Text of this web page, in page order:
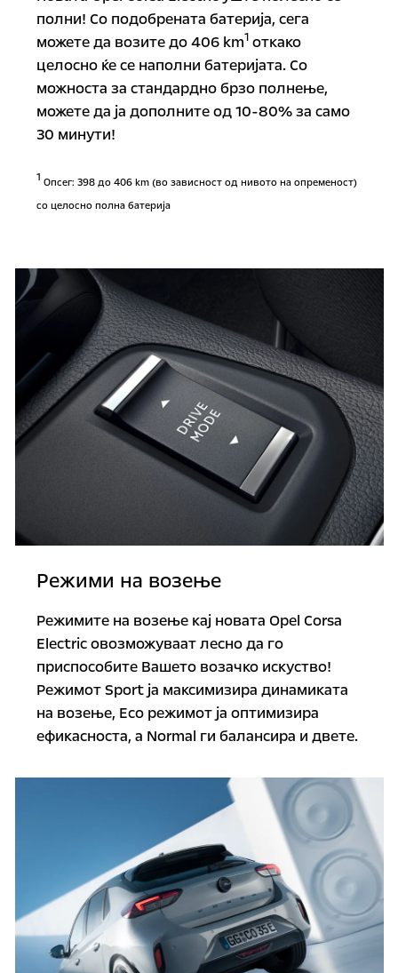
полни! Со подобрената батерија, сега
можете да возите до 406 km1откако
целосно ќе се наполни батеријата. Со
можноста за стандардно брзо полнење,
можете да ја дополните од 10-80% за само
30 минути!
1 Опсег: 398 до 406 km (во зависност од нивото на опременост)
со целосно полна батерија
Режими на возење
Режимите на возење кај новата Opel Corsa
Electric овозможуваат лесно да го
приспособите Вашето возачко искуство!
Режимот Sport ја максимизира динамиката
на возење, Есо режимот ја оптимизира
ефикасноста, а Normal ги балансира и двете.